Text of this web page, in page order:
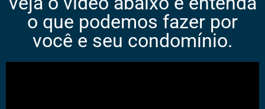
o que podemos fazer por
você e seu condomínio.